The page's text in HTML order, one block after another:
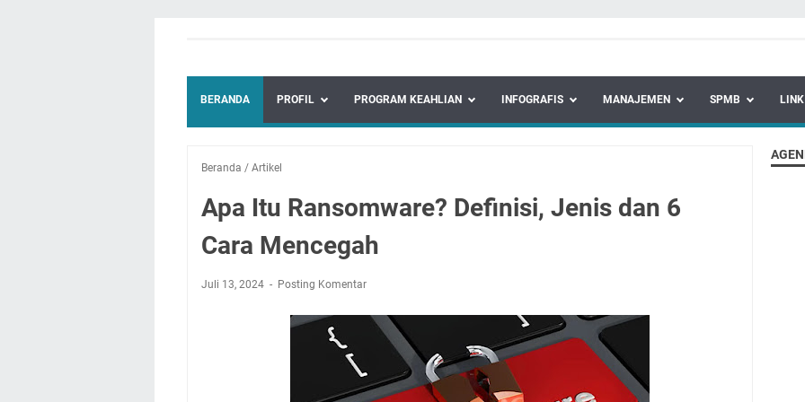
BERANDA PROFIL PROGRAM KEAHLIAN INFOGRAFIS MANAJEMEN SPMB LINK
Beranda / Artikel
Apa Itu Ransomware? Definisi, Jenis dan 6
Cara Mencegah
Juli 13, 2024 Posting Komentar